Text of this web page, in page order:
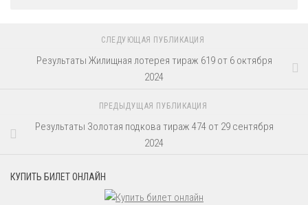
СЛЕДУЮЩАЯ ПУБЛИКАЦИЯ
Результаты Жилищная лотерея тираж 619 от 6 октября
2024
ПРЕДЫДУЩАЯ ПУБЛИКАЦИЯ
Результаты Золотая подкова тираж 474 от 29 сентября
2024
КУПИТЬ БИЛЕТ ОНЛАЙН